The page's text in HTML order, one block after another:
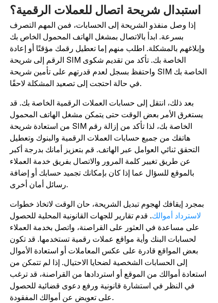
استبدال شريحة اتصال للعملات الرقمية؟
إذا وصل منفذو الشريحة إلى الحسابات، فمن المهم التصرف
بسرعة. ابدأ بالاتصال بمشغل الهاتف المحمول الخاص بك
وإبلاغهم بالمشكلة. اطلب منهم إما تعطيل رقمك مؤقتًا أو إعادة
الرقم إلى شريحة SIM الخاصة بك. تأكد من تقديم شكوى
واحتفظ بسجل لعدم قدرتهم على تأمين شريحة SIM الخاصة بك
بعد ذلك، انتقل إلى حسابات العملات الرقمية الخاصة بك. قد
يستغرق الأمر بعض الوقت حتى يتمكن مشغل الهاتف المحمول
من استعادة شريحة SIM الخاصة بك، لذا تأكد من إزالة رقم
هاتفك من جميع حسابات العملات الرقمية والبنوك وتعطيل
التحقق ثنائي العوامل عبر الهاتف. قم بتعزيز أمانك بدرجة أكبر
عن طريق تغيير كلمة المرور والاتصال بفريق خدمة العملاء
بالموقع للسؤال عما إذا كان بإمكانك تجميد حسابك أو إضافة
بمجرد إيقافك لهجوم تبديل الشريحة، حان الوقت لاتخاذ خطوات
لاسترداد أموالك. قدم تقارير للجهات القانونية المحلية للحصول
على مساعدة في العثور على القراصنة، واتصل بخدمة العملاء
لحسابات البنك وأية مواقع عملات رقمية تستخدمها. قد تكون
بعض المواقع قادرة على عكس المعاملات أو استعادة الأموال
إلى الحسابات الشخصية لضحايا الاحتيال. إذا لم تتمكن من
استعادة أموالك من الموقع أو استردادها من القراصنة، قد ترغب
في النظر في استشارة قانونية ورفع دعوى قضائية للحصول